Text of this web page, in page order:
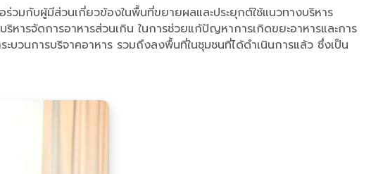
วมกับผู้มีส่วนเกี่ยวข้องในพื้นที่ขยายผลและประยุกต์ใช้แนวทางบริหาร
ารจัดการอาหารส่วนเกิน ในการช่วยแก้ปัญหาการเกิดขยะอาหารและการ
วนการบริจาคอาหาร รวมถึงลงพื้นที่ในชุมชนที่ได้ดำเนินการแล้ว ซึ่งเป็น